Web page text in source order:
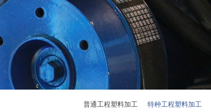
普通工程塑料加工 特种工程塑料加工